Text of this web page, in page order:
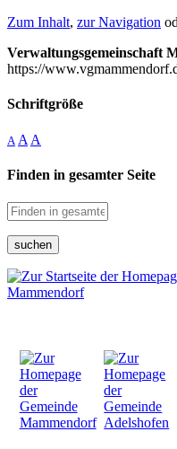
Zum Inhalt, zur Navigation
Verwaltungsgemeinschaft
https://
Schriftgröße
A A A
Finden in gesamter Seite
suchen